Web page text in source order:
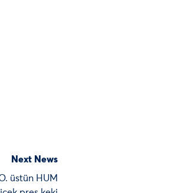
Next News
üstün HUM